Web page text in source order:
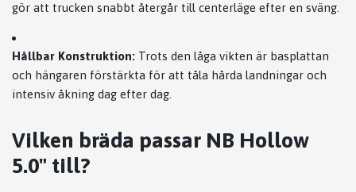
gör att trucken snabbt återgår till centerläge efter en sväng.
Hållbar Konstruktion: Trots den låga vikten är basplattan
och hängaren förstärkta för att tåla hårda landningar och
intensiv åkning dag efter dag.
Vilken bräda passar NB Hollow
5.0" till?